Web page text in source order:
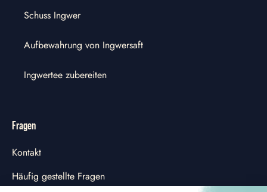
Schuss Ingwer
Aufbewahrung von Ingwersaft
Ingwertee zubereiten
Fragen
Kontakt
Häufig gestellte Fragen